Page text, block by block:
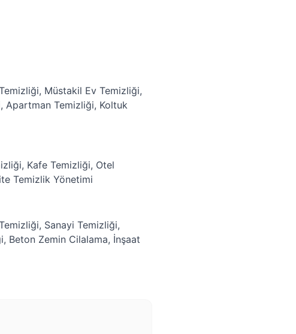
, Müstakil Ev Temizliği,
, Apartman Temizliği, Koltuk
, Kafe Temizliği, Otel
Temizlik Yönetimi
, Sanayi Temizliği,
, Beton Zemin Cilalama, İnşaat